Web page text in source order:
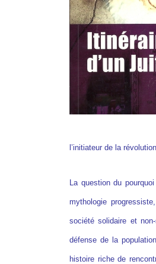
l’initiateur de la
La question du
mythologie
société solidaire et
défense de la
histoire riche de